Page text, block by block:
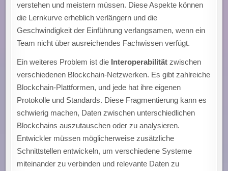
verstehen und meistern müssen. Diese Aspekte können
die Lernkurve erheblich verlängern und die
Geschwindigkeit der Einführung verlangsamen, wenn ein
Team nicht über ausreichendes Fachwissen verfügt.
Ein weiteres Problem ist die Interoperabilität zwischen
verschiedenen Blockchain-Netzwerken. Es gibt zahlreiche
Blockchain-Plattformen, und jede hat ihre eigenen
Protokolle und Standards. Diese Fragmentierung kann es
schwierig machen, Daten zwischen unterschiedlichen
Blockchains auszutauschen oder zu analysieren.
Entwickler müssen möglicherweise zusätzliche
Schnittstellen entwickeln, um verschiedene Systeme
miteinander zu verbinden und relevante Daten zu